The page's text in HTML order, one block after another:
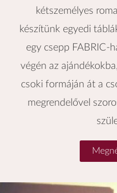
kétszemélyes
készítünk egyedi
egy csepp FABRIC-
végén az
csoki formáján át a
megrendelővel